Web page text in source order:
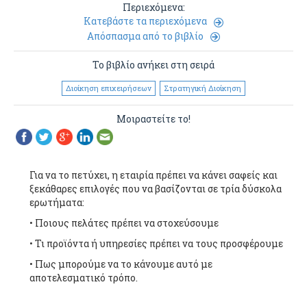
Περιεχόμενα:
Κατεβάστε τα περιεχόμενα
Απόσπασμα από το βιβλίο
Το βιβλίο ανήκει στη σειρά
Διοίκηση επιχειρήσεων Στρατηγική Διοίκηση
Μοιραστείτε το!
Για να το πετύχει, η εταιρία πρέπει να κάνει σαφείς και
ξεκάθαρες επιλογές που να βασίζονται σε τρία δύσκολα
ερωτήματα:
• Ποιους πελάτες πρέπει να στοχεύσουμε
• Τι προϊόντα ή υπηρεσίες πρέπει να τους προσφέρουμε
• Πως μπορούμε να το κάνουμε αυτό με
αποτελεσματικό τρόπο.